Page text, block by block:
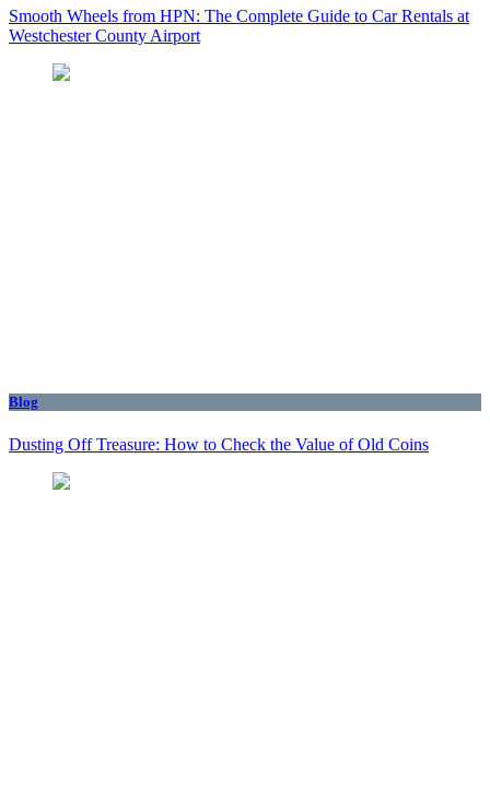
Smooth Wheels from HPN: The Complete Guide to Car Rentals at
Westchester County Airport
Blog
Dusting Off Treasure: How to Check the Value of Old Coins